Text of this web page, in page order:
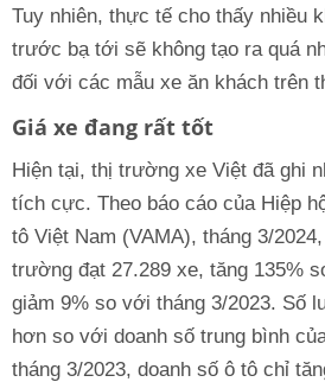
Tuy nhiên, thực tế cho thấy nhiều
trước bạ tới sẽ không tạo ra quá
đối với các mẫu xe ăn khách trên
Giá xe đang rất tốt
Hiện tại, thị trường xe Việt đã ghi
tích cực. Theo báo cáo của Hiệp
tô Việt Nam (VAMA), tháng 3/
trường đạt 27.289 xe, tăng 135%
giảm 9% so với tháng 3/2023. Số
hơn so với doanh số trung bình
tháng 3/2023, doanh số ô tô chỉ